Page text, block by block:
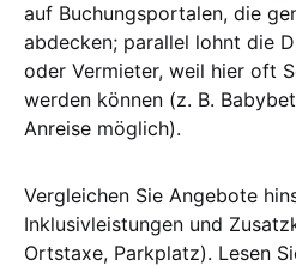
auf Buchungsportalen, die
abdecken; parallel lohnt die
oder Vermieter, weil hier oft
werden können (z. B.
Anreise möglich).
Vergleichen Sie Angebote
Inklusivleistungen und
Ortstaxe, Parkplatz). Lesen